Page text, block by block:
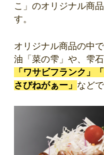
こ」のオリジナル商
す。
オリジナル商品の中
油「菜の雫」や、雫
「ワサビフランク」
さびねがぁー」 などで